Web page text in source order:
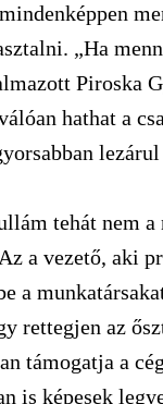
„Ha
Piroska
hathat a
tehát nem a
a vezető, aki
a
rettegjen az
támogatja a
is képesek